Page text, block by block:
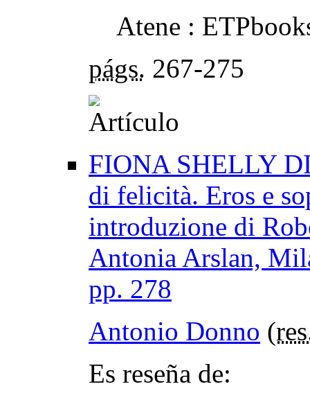
Atene :
págs. 267-275
FIONA SHELLY
di felicità. Eros e
introduzione di
Antonia Arslan,
pp. 278
Antonio Donno (
Es reseña de: